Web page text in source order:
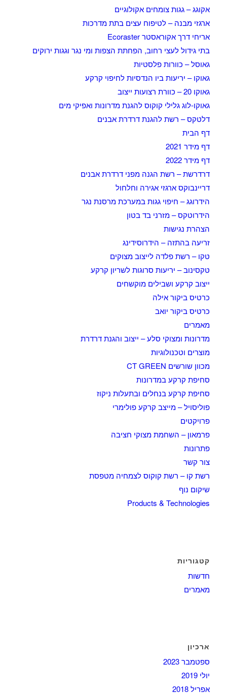
אקוגג – גגות צומחים אקולוגיים
ארגזי מבנה – לטיפוח עצים בתת מדרכות
אריחי דרך אקוראסטר Ecoraster
בתי גידול לעצי רחוב, הפחתת הצפות ומי נגר וגגות ירוקים
גאוסל – כוורות פלסטיות
גאוקו – יריעות ביו הנדסיות לחיפוי קרקע
גאוקו 20 – כוורת רצועות ייצוב
גאוקו-לוג גלילי קוקוס להגנת מדרונות ואפיקי מים
דלטקס – רשת להגנת דרדרת אבנים
דף הבית
דף מידר 2021
דף מידר 2022
דרדרשת – רשת הגנה מפני דרדרת אבנים
דריינבוקס ארגזי אגירה וחלחול
הידרוגג – חיפוי גגות במערכת מרסנת נגר
הידרוטקס – מזרני בד בטון
הצהרת נגישות
זריעה בהתזה – הידרוסידינג
טקו – רשת פלדה לייצוב מצוקים
טקסינוב – יריעות סרוגות לשריון קרקע
ייצוב קרקע ושבילים מוקשחים
כרטיס ביקור אילה
כרטיס ביקור יואב
מאמרים
מדרונות ומצוקי סלע – ייצוב והגנת דרדרת
מוצרים וטכנולוגיות
מכוון שורשים CT GREEN
סחיפת קרקע במדרונות
סחיפת קרקע בנחלים ובתעלות ניקוז
פוליסויל – מייצב קרקע פולימרי
פרויקטים
פרמאון – השחמת מצוקי חציבה
פתרונות
צור קשר
רשת קו – רשת קוקוס לצמחיה מטפסת
שיקום נוף
Products & Technologies
קטגוריות
חדשות
מאמרים
ארכיון
ספטמבר 2023
יולי 2019
אפריל 2018